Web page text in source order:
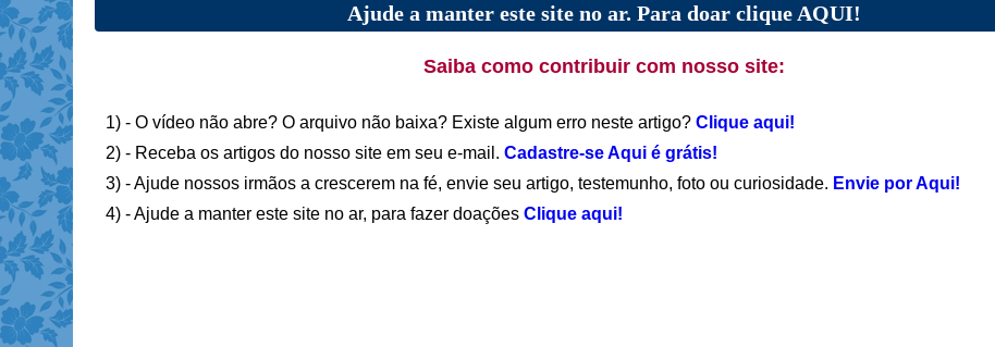
Ajude a manter este site no ar. Para doar clique AQUI!
Saiba como contribuir com nosso site:
1) - O vídeo não abre? O arquivo não baixa? Existe algum erro neste artigo? Clique aqui!
2) - Receba os artigos do nosso site em seu e-mail. Cadastre-se Aqui é grátis!
3) - Ajude nossos irmãos a crescerem na fé, envie seu artigo, testemunho, foto ou curiosidade. Envie por Aqui!
4) - Ajude a manter este site no ar, para fazer doações Clique aqui!